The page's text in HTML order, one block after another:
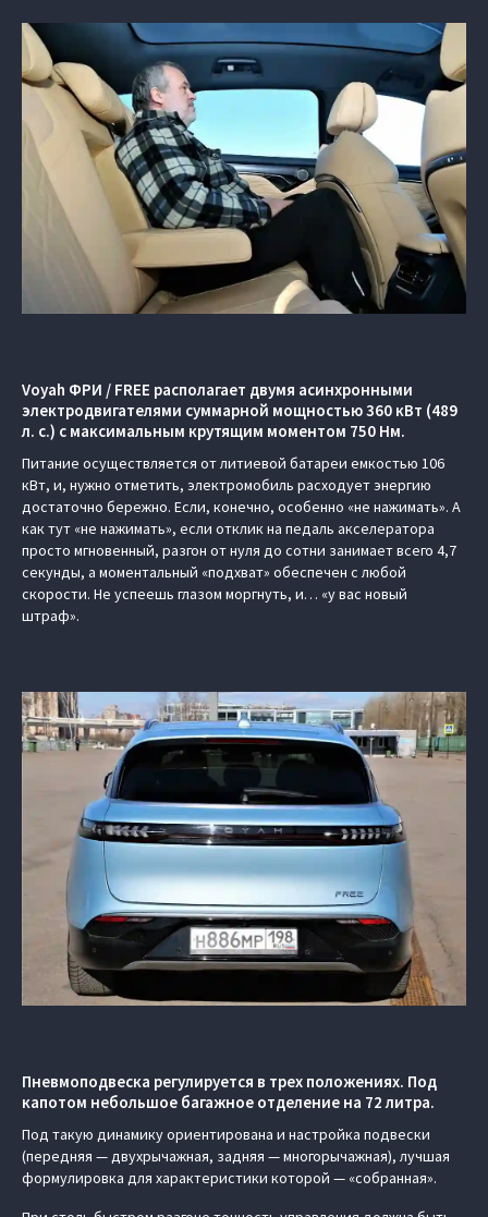
Voyah ФРИ / FREE располагает двумя асинхронными
электродвигателями суммарной мощностью 360 кВт (489
л. с.) с максимальным крутящим моментом 750 Нм.
Питание осуществляется от литиевой батареи емкостью 106
кВт, и, нужно отметить, электромобиль расходует энергию
достаточно бережно. Если, конечно, особенно «не нажимать». А
как тут «не нажимать», если отклик на педаль акселератора
просто мгновенный, разгон от нуля до сотни занимает всего 4,7
секунды, а моментальный «подхват» обеспечен с любой
скорости. Не успеешь глазом моргнуть, и… «у вас новый
штраф».
Пневмоподвеска регулируется в трех положениях. Под
капотом небольшое багажное отделение на 72 литра.
Под такую динамику ориентирована и настройка подвески
(передняя — двухрычажная, задняя — многорычажная), лучшая
формулировка для характеристики которой — «собранная».